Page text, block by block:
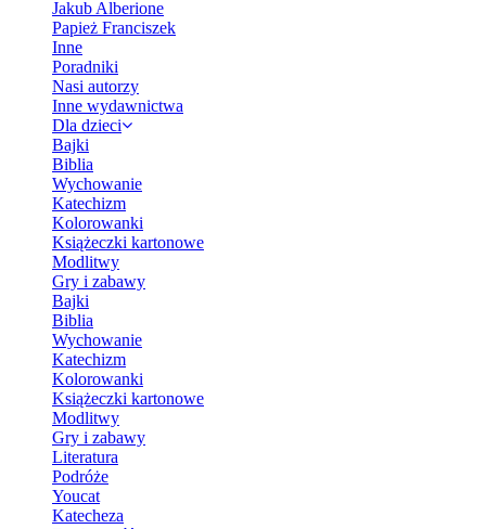
Jakub Alberione
Papież Franciszek
Inne
Poradniki
Nasi autorzy
Inne wydawnictwa
Dla dzieci
Bajki
Biblia
Wychowanie
Katechizm
Kolorowanki
Książeczki kartonowe
Modlitwy
Gry i zabawy
Bajki
Biblia
Wychowanie
Katechizm
Kolorowanki
Książeczki kartonowe
Modlitwy
Gry i zabawy
Literatura
Podróże
Youcat
Katecheza